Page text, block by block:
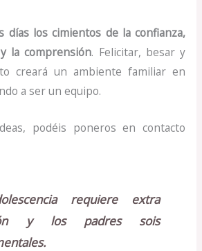
días los cimientos de la confianza,
la comprensión. Felicitar, besar y
creará un ambiente familiar en
a ser un equipo.
podéis poneros en contacto
requiere extra
y los padres sois